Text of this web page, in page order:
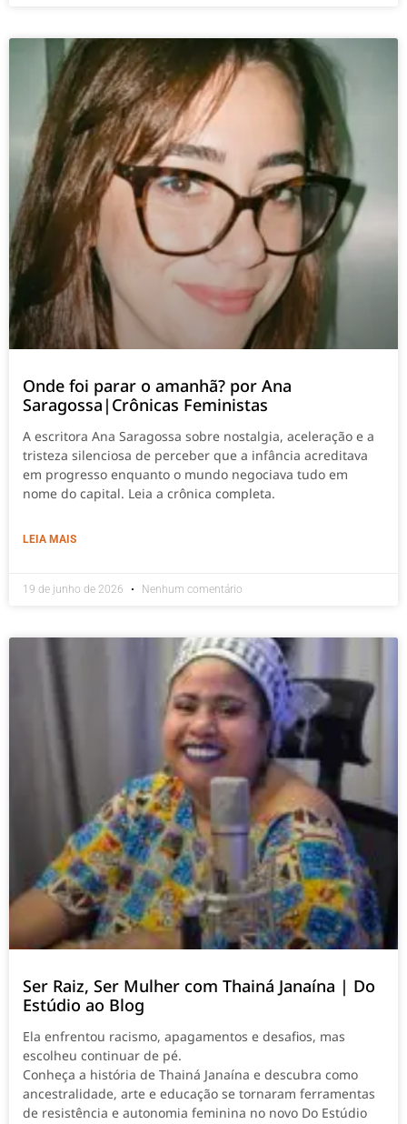
Onde foi parar o amanhã? por Ana
Saragossa|Crônicas Feministas
A escritora Ana Saragossa sobre nostalgia, aceleração e a
tristeza silenciosa de perceber que a infância acreditava
em progresso enquanto o mundo negociava tudo em
nome do capital. Leia a crônica completa.
LEIA MAIS
19 de junho de 2026 Nenhum comentário
Ser Raiz, Ser Mulher com Thainá Janaína | Do
Estúdio ao Blog
Ela enfrentou racismo, apagamentos e desafios, mas
escolheu continuar de pé.
Conheça a história de Thainá Janaína e descubra como
ancestralidade, arte e educação se tornaram ferramentas
de resistência e autonomia feminina no novo Do Estúdio